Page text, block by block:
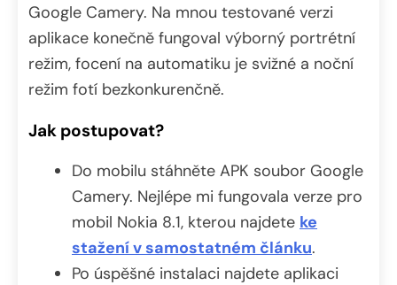
Google Camery. Na mnou testované verzi
aplikace konečně fungoval výborný portrétní
režim, focení na automatiku je svižné a noční
režim fotí bezkonkurenčně.
Jak postupovat?
Do mobilu stáhněte APK soubor Google
Camery. Nejlépe mi fungovala verze pro
mobil Nokia 8.1, kterou najdete ke
stažení v samostatném článku.
Po úspěšné instalaci najdete aplikaci